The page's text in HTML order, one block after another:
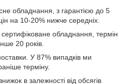
обладнання, з гарантією до 5
на 10-20% нижче середніх.
обладнання, термін
20 років.
У 87% випадків ми
терміну.
в залежності від обсягів